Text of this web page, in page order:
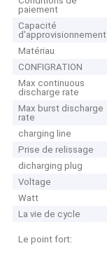
paiement
Capacité
d'approvisionnement
Matériau
CONFIGRATION
Max continuous
discharge rate
Max burst discharge
rate
charging line
Prise de relissage
dicharging plug
Voltage
Watt
La vie de cycle
Le point fort: